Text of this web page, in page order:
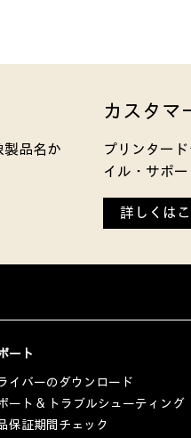
製品名か
カスタマ
プリンター
イル・サポー
詳しくは
ート
イバーのダウンロード
ート & トラブルシューティング
保証期間チェック